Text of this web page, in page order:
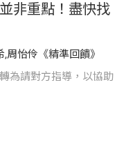
非重點！盡快找
怡伶《精準回饋》
為請對方指導，以協助